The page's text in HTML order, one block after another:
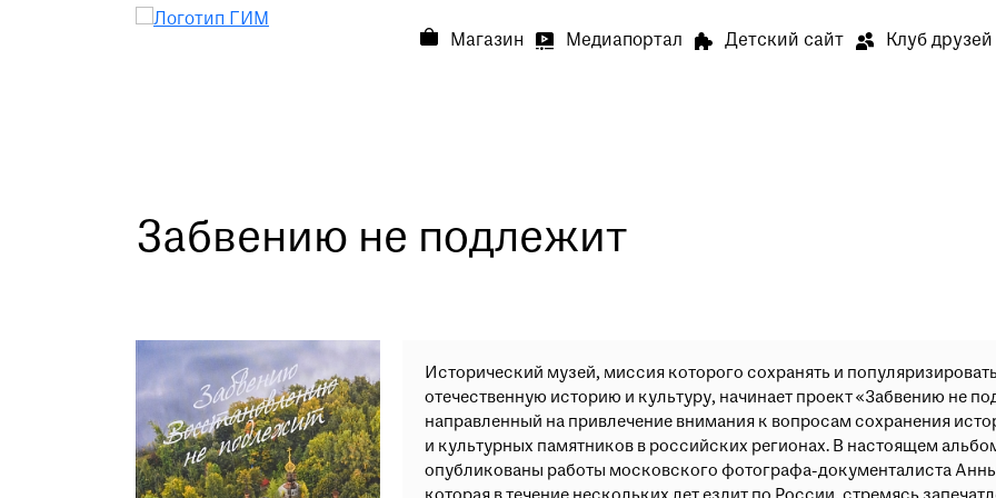
Магазин Медиапортал Детский сайт Клуб друзей
Выставки и события О
О музее
Опрос
Просим
Ваше
Забвению не подлежит
Исторический музей, миссия которого сохранять и популяризировать
отечественную историю и культуру, начинает проект «Забвению не
направленный на привлечение внимания к вопросам сохранения
и культурных памятников в российских регионах. В настоящем
опубликованы работы московского фотографа-документалиста